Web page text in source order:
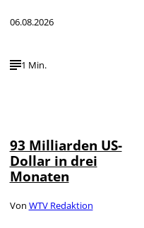
06.08.2026
1 Min.
93 Milliarden US-
Dollar in drei
Monaten
Von WTV Redaktion